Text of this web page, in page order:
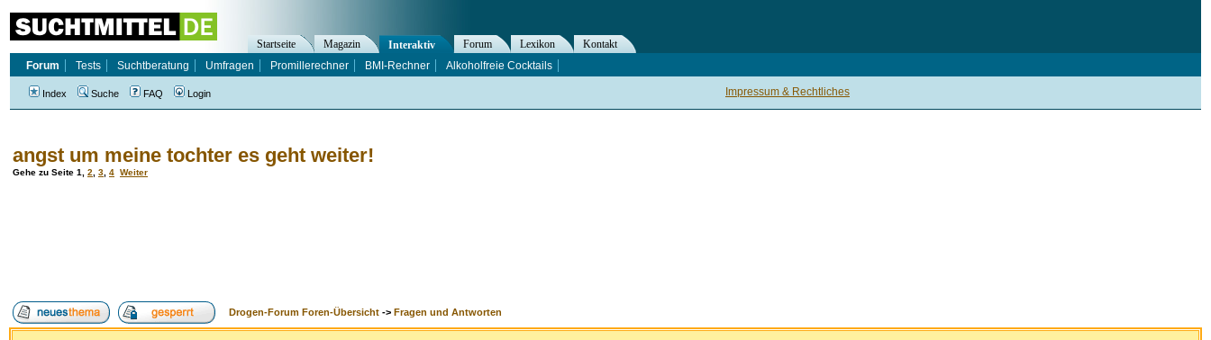
angst um meine tochter es geht weiter!
Gehe zu Seite 1 2 3 4 Weiter
Drogen-Forum Foren-Übersicht -> Fragen und Antworten
Impressum & Rechtliches
Startseite Magazin Interaktiv Forum Lexikon
Kontakt
Forum
Tests Suchtberatung Umfragen Promillerechner BMI-Rechner Alkoholfreie Cocktails
Index Suche FAQ Login